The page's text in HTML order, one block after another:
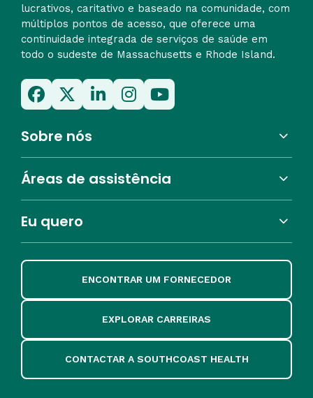
lucrativos, caritativo e baseado na comunidade, com
múltiplos pontos de acesso, que oferece uma
continuidade integrada de serviços de saúde em
todo o sudeste de Massachusetts e Rhode Island.
Sobre nós
Áreas de assistência
Eu quero
ENCONTRAR UM FORNECEDOR
EXPLORAR CARREIRAS
CONTACTAR A SOUTHCOAST HEALTH